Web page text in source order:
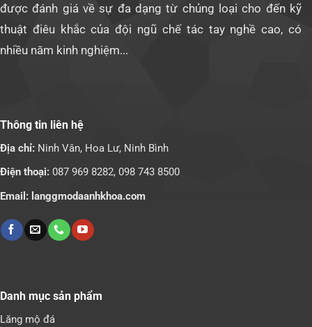
được đánh giá về sự đa dạng từ chủng loại cho đến kỹ
thuật điêu khắc của đội ngũ chế tác tay nghề cao, có
nhiều năm kinh nghiệm...
Thông tin liên hệ
Địa chỉ: Ninh Vân, Hoa Lư, Ninh Bình
Điện thoại: 087 969 8282, 098 743 8500
Email: langgmodaanhkhoa.com
Danh mục sản phẩm
Lăng mộ đá